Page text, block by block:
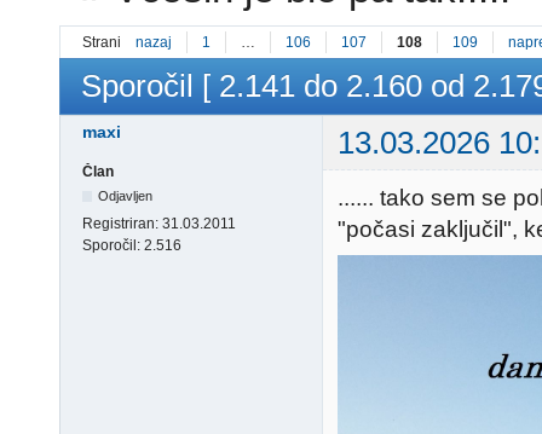
Strani nazaj 1 … 106 107 108 109
Sporočil [ 2.141 do 2.160 od
maxi 13.03.2026
Član
Odjavljen
Registriran: 31.03.2011
Sporočil: 2.516
...... tako sem se
"počasi zaključil",